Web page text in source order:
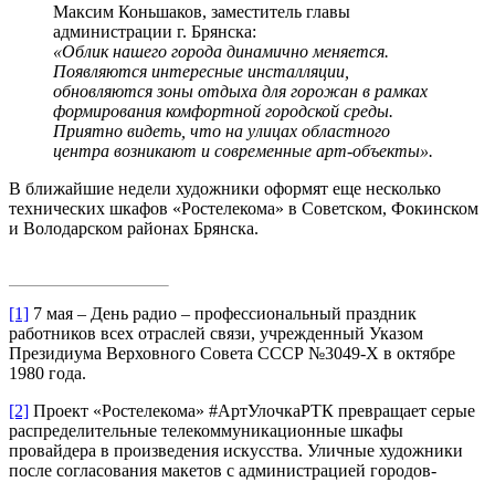
Максим Коньшаков, заместитель главы
администрации г. Брянска:
«Облик нашего города динамично меняется.
Появляются интересные инсталляции,
обновляются зоны отдыха для горожан в рамках
формирования комфортной городской среды.
Приятно видеть, что на улицах областного
центра возникают и современные арт-объекты».
В ближайшие недели художники оформят еще несколько
технических шкафов «Ростелекома» в Советском, Фокинском
и Володарском районах Брянска.
[1] 7 мая – День радио – профессиональный праздник
работников всех отраслей связи, учрежденный Указом
Президиума Верховного Совета СССР №3049-Х в октябре
1980 года.
[2] Проект «Ростелекома» #АртУлочкаРТК превращает серые
распределительные телекоммуникационные шкафы
провайдера в произведения искусства. Уличные художники
после согласования макетов с администрацией городов-